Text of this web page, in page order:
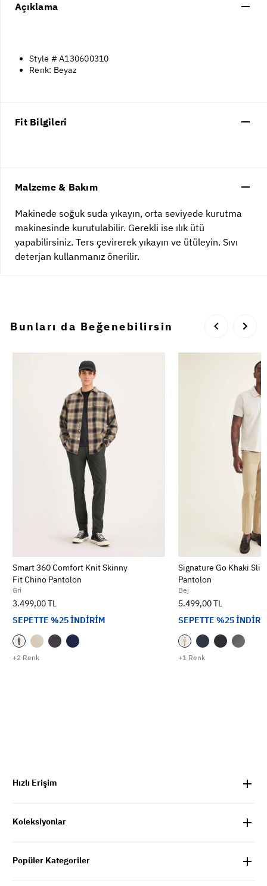
Açıklama
Style # A130600310
Renk: Beyaz
Fit Bilgileri
Malzeme & Bakım
Makinede soğuk suda yıkayın, orta seviyede kurutma
makinesinde kurutulabilir. Gerekli ise ılık ütü
yapabilirsiniz. Ters çevirerek yıkayın ve ütüleyin. Sıvı
deterjan kullanmanız önerilir.
Bunları da Beğenebilirsin
+2 Renk
Smart 360 Comfort Knit Skinny
Fit Chino Pantolon
Gri
3.499,00 TL
SEPETTE %25 İNDİRİM
+1 Renk
Signature Go Khaki
Pantolon
Bej
5.499,00 TL
SEPETTE %25
Hızlı Erişim
Koleksiyonlar
Popüler Kategoriler